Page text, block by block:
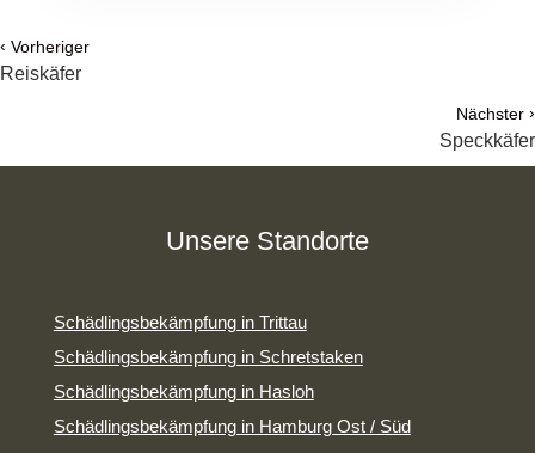
‹ Vorheriger
Reiskäfer
Nächster ›
Speckkäfer
Unsere Standorte
Schädlingsbekämpfung in Trittau
Schädlingsbekämpfung in Schretstaken
Schädlingsbekämpfung in Hasloh
Schädlingsbekämpfung in Hamburg Ost / Süd